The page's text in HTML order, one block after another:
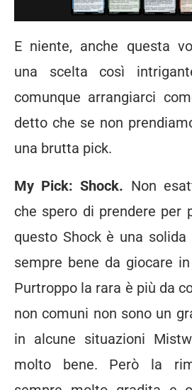
E niente, anche questa
una scelta così
comunque arrangiarci
detto che se non
una brutta pick.
My Pick: Shock. Non
che spero di prendere per
questo Shock è una
sempre bene da giocare
Purtroppo la rara è più da
non comuni non sono un
in alcune situazioni
molto bene. Però la